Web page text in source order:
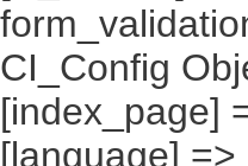
CI_Config
[index_page]
[language]